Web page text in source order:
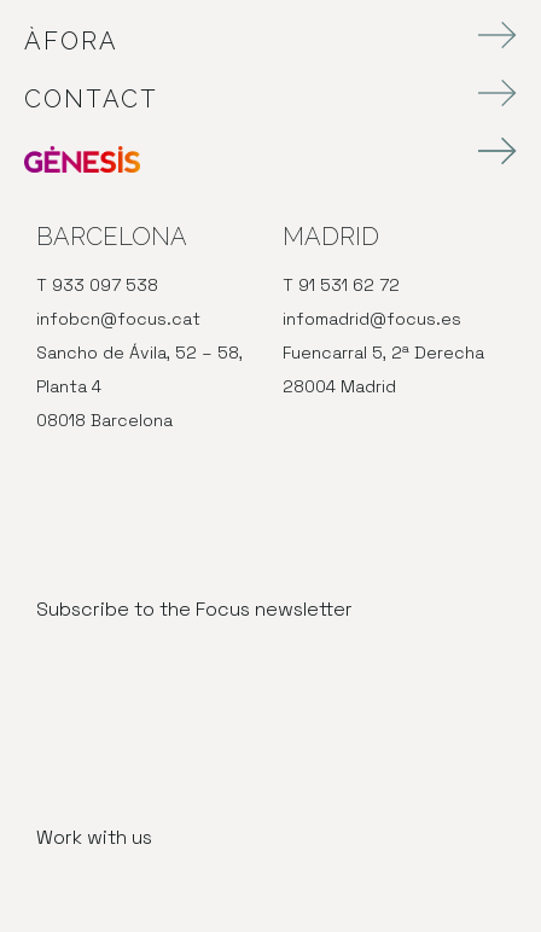
ÀFORA
CONTACT
BARCELONA
T 933 097 538
infobcn@focus.cat
Sancho de Ávila, 52 – 58,
Planta 4
08018 Barcelona
MADRID
T 91 531 62 72
infomadrid@focus.es
Fuencarral 5, 2ª Derecha
28004 Madrid
Subscribe to the Focus newsletter
Work with us